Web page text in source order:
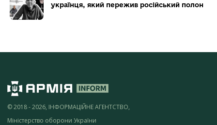
українця, який пережив російський полон
© 2018 - 2026, ІНФОРМАЦІЙНЕ АГЕНТСТВО,
Міністерство оборони України